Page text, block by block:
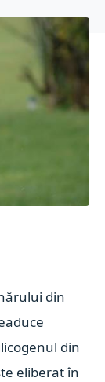
din
din
eliberat în